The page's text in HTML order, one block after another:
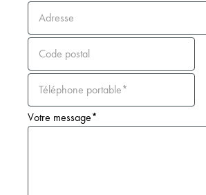
Adresse
Code postal
Téléphone portable*
Votre message*